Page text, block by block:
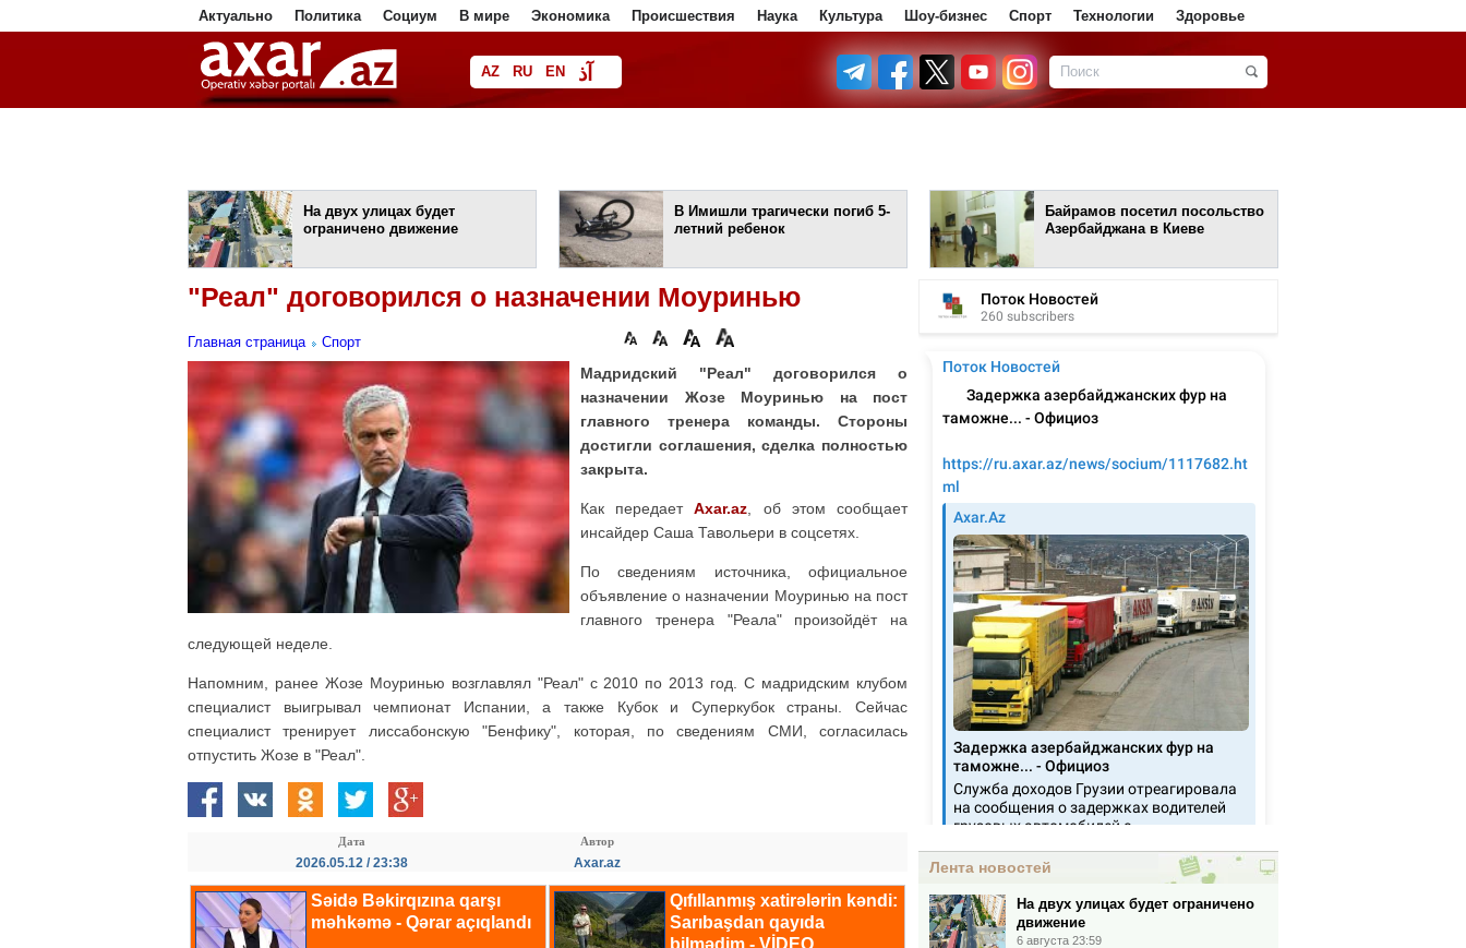
Актуально Политика Социум В мире Экономика Происшествия Наука Культура Шоу-бизнес Спорт Технологии Здоровье
AZ RU EN آذ
فا
На двух улицах будет
ограничено движение
В Имишли трагически погиб 5-
летний ребенок
Байрамов посетил посольство
Азербайджана в Киеве
"Реал" договорился о назначении Моуринью
Главная страница Спорт
Мадридский "Реал" договорился о
назначении Жозе Моуринью на пост
главного тренера команды. Стороны
достигли соглашения, сделка полностью
закрыта.
Как передаетAxar.az , об этом сообщает
инсайдер Саша Тавольери в соцсетях.
По сведениям источника, официальное
объявление о назначении Моуринью на пост
главного тренера "Реала" произойдёт на
следующей неделе.
Напомним, ранее Жозе Моуринью возглавлял "Реал" с 2010 по 2013 год. С мадридским клубом
специалист выигрывал чемпионат Испании, а также Кубок и Суперкубок страны. Сейчас
специалист тренирует лиссабонскую "Бенфику", которая, по сведениям СМИ, согласилась
отпустить Жозе в "Реал".
Дата
2026.05.12 / 23:38
Автор
Axar.az Лента новостей
На двух улицах будет ограничено
движение
6 августа 23:59